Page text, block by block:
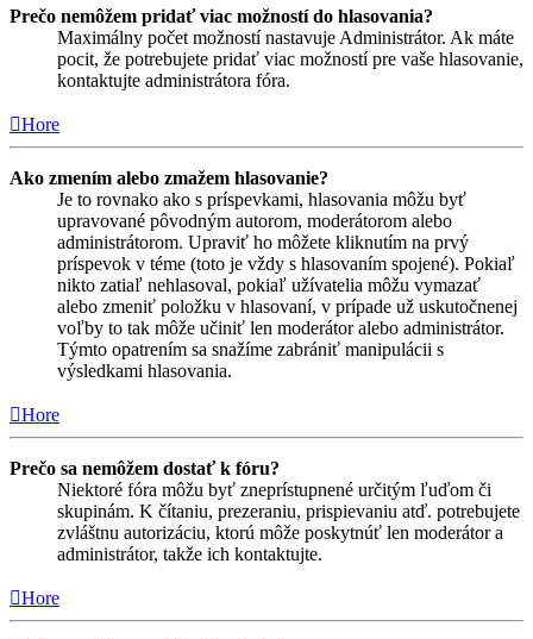
Prečo nemôžem pridať viac možností do hlasovania?
Maximálny počet možností nastavuje Administrátor. Ak máte
pocit, že potrebujete pridať viac možností pre vaše hlasovanie,
kontaktujte administrátora fóra.
Hore
Ako zmením alebo zmažem hlasovanie?
Je to rovnako ako s príspevkami, hlasovania môžu byť
upravované pôvodným autorom, moderátorom alebo
administrátorom. Upraviť ho môžete kliknutím na prvý
príspevok v téme (toto je vždy s hlasovaním spojené). Pokiaľ
nikto zatiaľ nehlasoval, pokiaľ užívatelia môžu vymazať
alebo zmeniť položku v hlasovaní, v prípade už uskutočnenej
voľby to tak môže učiniť len moderátor alebo administrátor.
Týmto opatrením sa snažíme zabrániť manipulácii s
výsledkami hlasovania.
Hore
Prečo sa nemôžem dostať k fóru?
Niektoré fóra môžu byť zneprístupnené určitým ľuďom či
skupinám. K čítaniu, prezeraniu, prispievaniu atď. potrebujete
zvláštnu autorizáciu, ktorú môže poskytnúť len moderátor a
administrátor, takže ich kontaktujte.
Hore